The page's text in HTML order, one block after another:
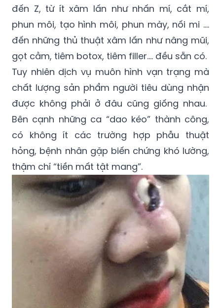
đến Z, từ ít xâm lấn như nhấn mí, cắt mí,
phun môi, tạo hình môi, phun mày, nối mi ….
đến những thủ thuật xâm lấn như nâng mũi,
gọt cằm, tiêm botox, tiêm filler…. đều sẵn có.
Tuy nhiên dịch vụ muôn hình vạn trạng mà
chất lượng sản phẩm người tiêu dùng nhận
được không phải ở đâu cũng giống nhau.
Bên cạnh những ca “dao kéo” thành công,
có không ít các trường hợp phẫu thuật
hỏng, bệnh nhân gặp biến chứng khó lường,
thậm chí “tiền mất tật mang”.